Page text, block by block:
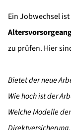
Ein Jobwechsel
zu prüfen. Hier
Bietet der neue
Wie hoch ist der
Welche Modelle